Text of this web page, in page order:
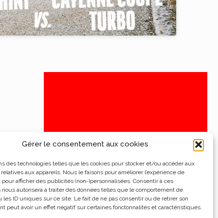
Gérer le consentement aux cookies
des technologies telles que les cookies pour stocker et/ou accéder aux
aux appareils. Nous le faisons pour améliorer l’expérience de
pour afficher des publicités (non-)personnalisées. Consentir à ces
nous autorisera à traiter des données telles que le comportement de
les ID uniques sur ce site. Le fait de ne pas consentir ou de retirer son
peut avoir un effet négatif sur certaines fonctonnalités et caractéristiques.